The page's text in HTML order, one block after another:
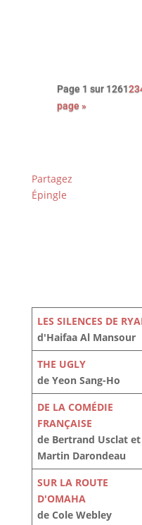
Page 1 sur 126123
page »
Partagez
Épingle
LES SILENCES DE
d'Haifaa Al Mansour
THE UGLY
de Yeon Sang-Ho
DE LA COMÉDIE
FRANÇAISE
de Bertrand Usclat et
Martin Darondeau
SUR LA ROUTE
D'OMAHA
de Cole Webley